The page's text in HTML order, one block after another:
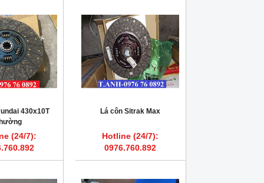
430x10T
(24/7):
Lá côn Sitrak Max
Hotline (24/7):
0976.760.892